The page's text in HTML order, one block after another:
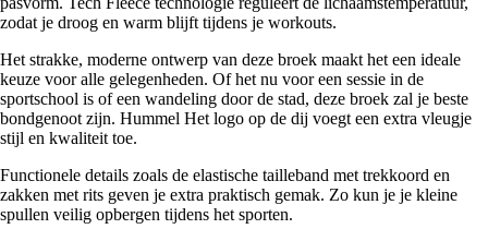
zodat je droog en warm blijft tijdens je workouts.
Het strakke, moderne ontwerp van deze broek maakt het een ideale
keuze voor alle gelegenheden. Of het nu voor een sessie in de
sportschool is of een wandeling door de stad, deze broek zal je beste
bondgenoot zijn. Hummel Het logo op de dij voegt een extra vleugje
stijl en kwaliteit toe.
Functionele details zoals de elastische tailleband met trekkoord en
zakken met rits geven je extra praktisch gemak. Zo kun je je kleine
spullen veilig opbergen tijdens het sporten.